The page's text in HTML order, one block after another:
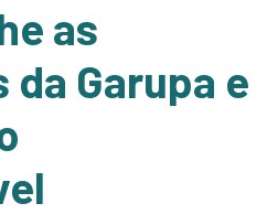
as
Garupa e